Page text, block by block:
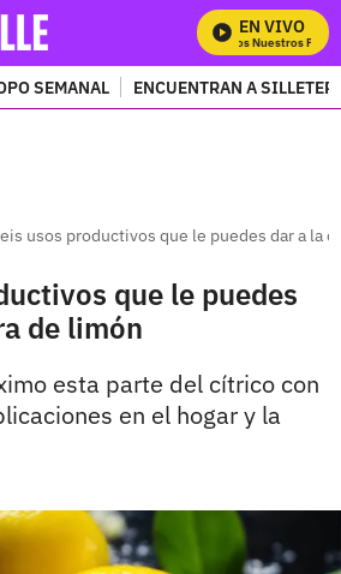
EN VIVO
Mira Todos Nuestros
SEMANAL ENCUENTRAN A
usos productivos que le puedes dar a la
que le puedes
de limón
esta parte del cítrico con
en el hogar y la